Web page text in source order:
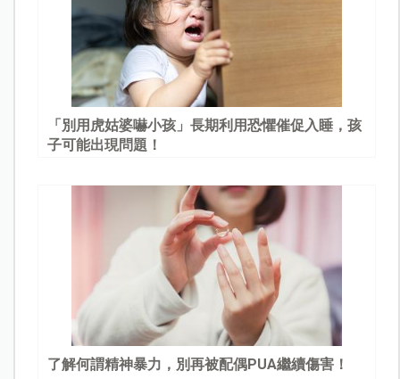
「別用虎姑婆嚇小孩」長期利用恐懼催促入睡，孩
子可能出現問題！
了解何謂精神暴力，別再被配偶PUA繼續傷害！